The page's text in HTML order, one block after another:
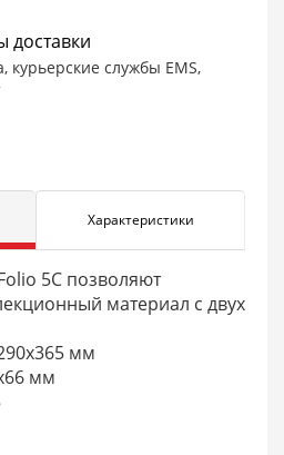
доставки
курьерские службы EMS,
Характеристики
5C позволяют
материал с двух
мм
мм